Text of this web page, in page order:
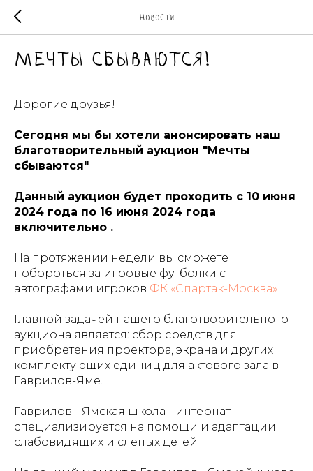
Новости
Мечты сбываются!
Дорогие друзья!
Сегодня мы бы хотели анонсировать наш
благотворительный аукцион "Мечты
сбываются"
Данный аукцион будет проходить с 10 июня
2024 года по 16 июня 2024 года
включительно .
На протяжении недели вы сможете
побороться за игровые футболки с
автографами игроков ФК «Спартак-Москва»
Главной задачей нашего благотворительного
аукциона является: сбор средств для
приобретения проектора, экрана и других
комплектующих единиц для актового зала в
Гаврилов-Яме.
Гаврилов - Ямская школа - интернат
специализируется на помощи и адаптации
слабовидящих и слепых детей